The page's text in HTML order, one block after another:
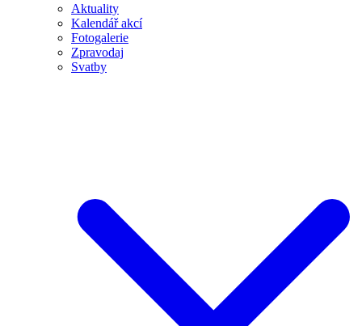
Aktuality
Kalendář akcí
Fotogalerie
Zpravodaj
Svatby